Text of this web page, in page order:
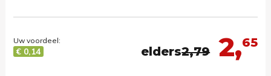
2,65
elders2,79
Uw voordeel:
€ 0,14